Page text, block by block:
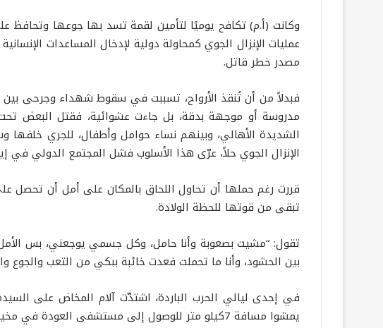
وكانت (أ.م) تكافح يوميًا لتأمين لقمة تسد بها جوعها وتحافظ
عمليات الإنزال الجوي كمحاولة دولية لإدخال المساعدات
مصدر خطر قاتل.
فبدلاً من أن تُنقذ الأرواح، تسببت في سقوط شهداء وجرحى بين
مدروسة أو موجهة بدقة، بل جاءت عشوائية، فقتل البعض تحت
الشديدة الأهالي، وبينهم نساء حوامل وأطفال، للجري
الإنزال الجوي حلاً، عرّى هذا الأسلوب فشل المجتمع الدولي في
قررت رغم حملها أن تحاول اللحاق بالمكان على أمل أن تحصل
تبقى من قوتها للحظة الولادة.
تقول: “مشيت بصعوبة وأنا حامل، وكل جسمي يوجعني، بس
بين الحشود، وأنا ما تحملت فعدت خائبة ببكي من التعب والجوع
في إحدى ليالي الحرب الباردة، اشتدّت آلام المخاض على
يمشوا مسافة 7كيلو متر للوصول إلى مستشفى العودة في مخيم النصيرات وسط قطاع غزة، وسط الظلام والخوف وانعدام الأمان.